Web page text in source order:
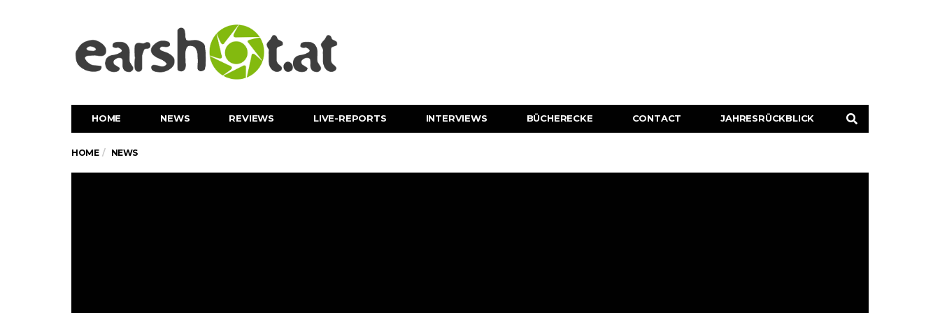
HOME NEWS REVIEWS LIVE-REPORTS INTERVIEWS BÜCHERECKE CONTACT JAHRESRÜCKBLICK
HOME NEWS